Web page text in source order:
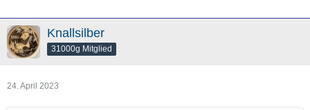
Knallsilber
31000g Mitglied
24. April 2023